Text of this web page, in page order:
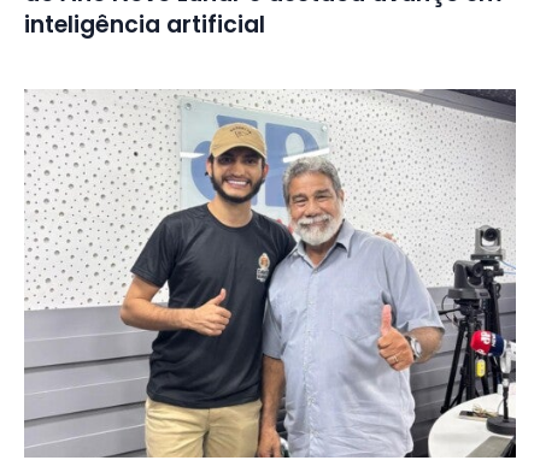
inteligência artificial